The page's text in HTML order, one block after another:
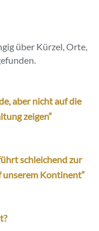
über Kürzel, Orte,
aber nicht auf die
zeigen“
schleichend zur
Kontinent“